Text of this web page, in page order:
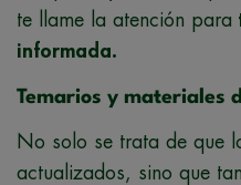
te llame la atención para
informada.
Temarios y materiales
No solo se trata de que
actualizados, sino que